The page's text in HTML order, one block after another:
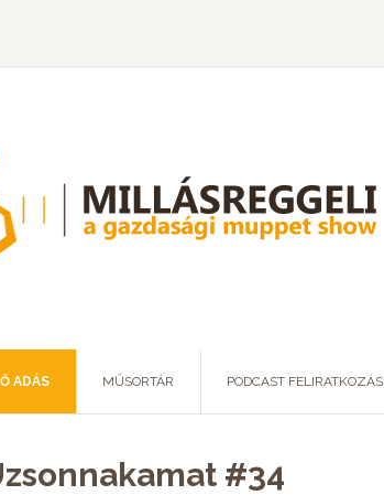
ADÁS MŰSORTÁR PODCAST FELIRATKOZÁS
#34